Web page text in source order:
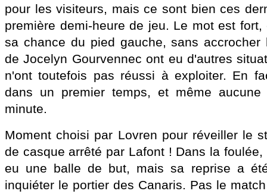
pour les visiteurs, mais ce sont bien ces
première demi-heure de jeu. Le mot est
sa chance du pied gauche, sans
de Jocelyn Gourvennec ont eu d'autres
n'ont toutefois pas réussi à exploiter. En
dans un premier temps, et même
minute.
Moment choisi par Lovren pour réveiller le
de casque arrêté par Lafont ! Dans la
eu une balle de but, mais sa reprise a
inquiéter le portier des Canaris. Pas le